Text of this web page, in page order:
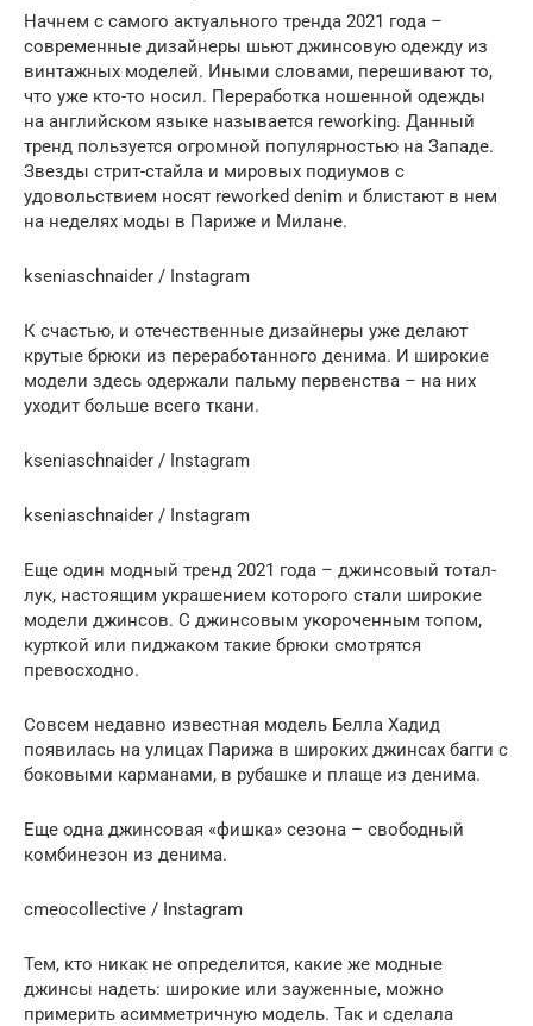
Начнем с самого актуального тренда 2021 года –
современные дизайнеры шьют джинсовую одежду из
винтажных моделей. Иными словами, перешивают то,
что уже кто-то носил. Переработка ношенной одежды
на английском языке называется reworking. Данный
тренд пользуется огромной популярностью на Западе.
Звезды стрит-стайла и мировых подиумов с
удовольствием носят reworked denim и блистают в нем
на неделях моды в Париже и Милане.
kseniaschnaider / Instagram
К счастью, и отечественные дизайнеры уже делают
крутые брюки из переработанного денима. И широкие
модели здесь одержали пальму первенства – на них
уходит больше всего ткани.
kseniaschnaider / Instagram
kseniaschnaider / Instagram
Еще один модный тренд 2021 года – джинсовый тотал-
лук, настоящим украшением которого стали широкие
модели джинсов. С джинсовым укороченным топом,
курткой или пиджаком такие брюки смотрятся
превосходно.
Совсем недавно известная модель Белла Хадид
появилась на улицах Парижа в широких джинсах багги с
боковыми карманами, в рубашке и плаще из денима.
Еще одна джинсовая «фишка» сезона – свободный
комбинезон из денима.
cmeocollective / Instagram
Тем, кто никак не определится, какие же модные
джинсы надеть: широкие или зауженные, можно
примерить асимметричную модель. Так и сделала